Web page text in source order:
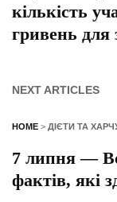
кількість
гривень для
NEXT ARTICLES
HOME > ДІЄТИ ТА
7 липня —
фактів, які